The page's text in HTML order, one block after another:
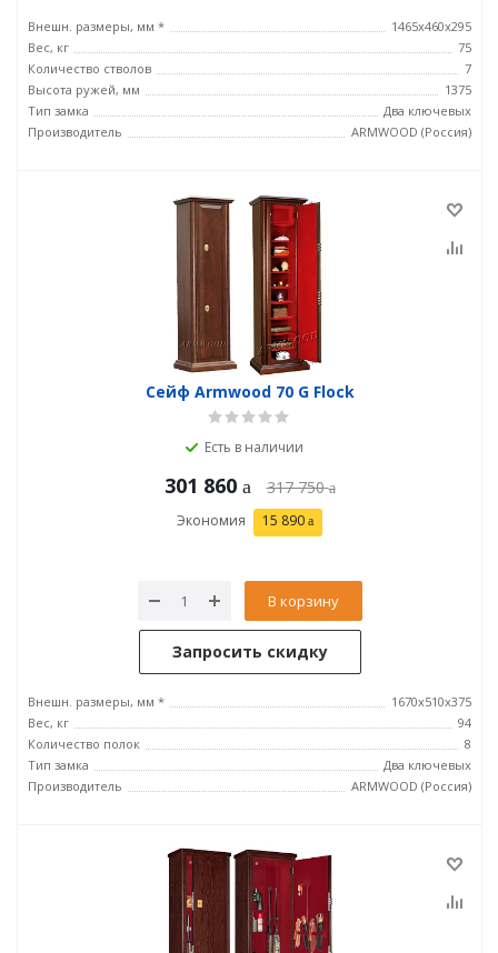
Внешн. размеры, мм *
1465х460х295
Вес, кг
75
Количество стволов
7
Высота ружей, мм
1375
Тип замка
Два ключевых
Производитель
ARMWOOD (Россия)
Сейф Armwood 70 G Flock
Есть в наличии
301 860 317 750
Экономия 15 890
В корзину
Запросить скидку
Внешн. размеры, мм *
1670х510х375
Вес, кг
94
Количество полок
8
Тип замка
Два ключевых
Производитель
ARMWOOD (Россия)